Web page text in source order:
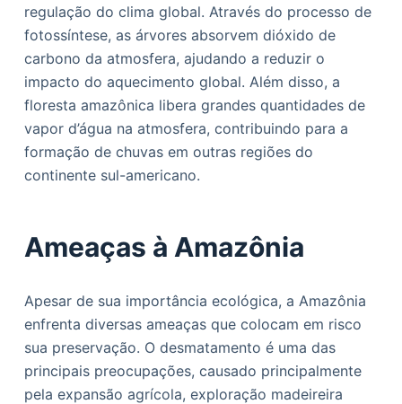
regulação do clima global. Através do processo de
fotossíntese, as árvores absorvem dióxido de
carbono da atmosfera, ajudando a reduzir o
impacto do aquecimento global. Além disso, a
floresta amazônica libera grandes quantidades de
vapor d’água na atmosfera, contribuindo para a
formação de chuvas em outras regiões do
continente sul-americano.
Ameaças à Amazônia
Apesar de sua importância ecológica, a Amazônia
enfrenta diversas ameaças que colocam em risco
sua preservação. O desmatamento é uma das
principais preocupações, causado principalmente
pela expansão agrícola, exploração madeireira